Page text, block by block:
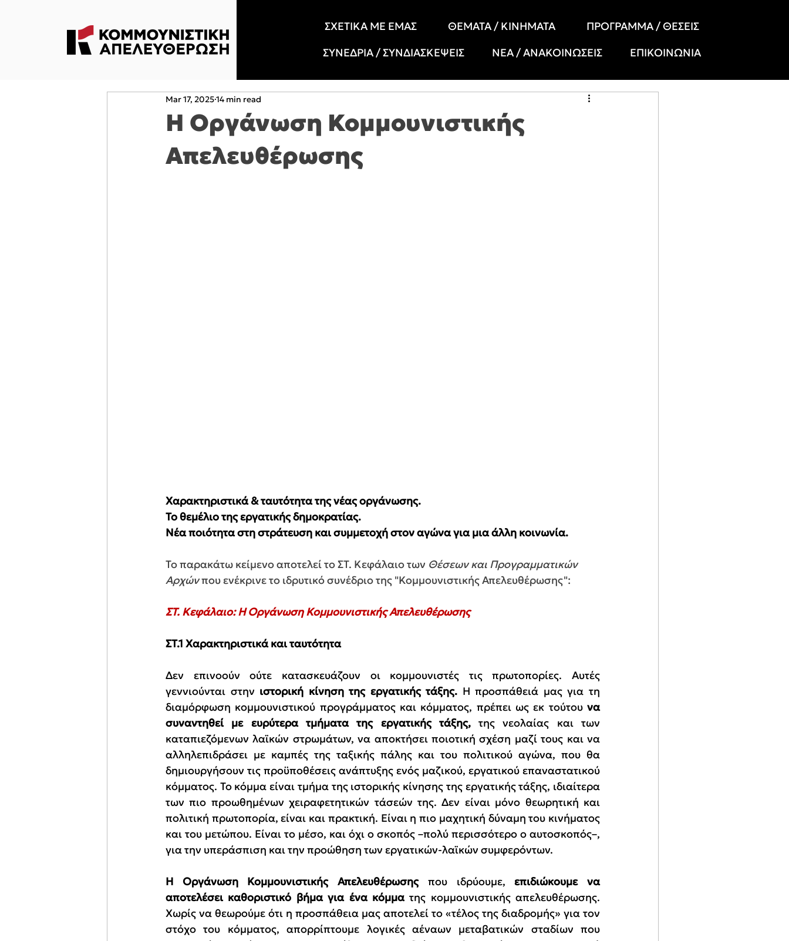
ΣΧΕΤΙΚΑ ΜΕ ΕΜΑΣ ΘΕΜΑΤΑ / ΚΙΝΗΜΑΤΑ
ΠΡΟΓΡΑΜΜΑ / ΘΕΣΕΙΣ
ΣΥΝΕΔΡΙΑ / ΣΥΝΔΙΑΣΚΕΨΕΙΣ
ΝΕΑ / ΑΝΑΚΟΙΝΩΣΕΙΣ ΕΠΙΚΟΙΝΩΝΙΑ
Η Οργάνωση Κομμουνιστικής
Απελευθέρωσης
Mar 17, 202514 min read
Χαρακτηριστικά & ταυτότητα της νέας οργάνωσης.
Το θεμέλιο της εργατικής δημοκρατίας.
Νέα ποιότητα στη στράτευση και συμμετοχή στον αγώνα για μια άλλη κοινωνία.
Το παρακάτω κείμενο αποτελεί το ΣΤ. Κεφάλαιο των Θέσεων και Προγραμματικών
Αρχών που ενέκρινε το ιδρυτικό συνέδριο της "Κομμουνιστικής Απελευθέρωσης":
ΣΤ. Κεφάλαιο: Η Οργάνωση Κομμουνιστικής Απελευθέρωσης
ΣΤ.1 Χαρακτηριστικά και ταυτότητα
Δεν επινοούν ούτε κατασκευάζουν οι κομμουνιστές τις πρωτοπορίες. Αυτές
γεννιούνται στην ιστορική κίνηση της εργατικής τάξης. Η προσπάθειά μας για τη
διαμόρφωση κομμουνιστικού προγράμματος και κόμματος, πρέπει ως εκ τούτου να
συναντηθεί με ευρύτερα τμήματα της εργατικής τάξης, της νεολαίας και των
καταπιεζόμενων λαϊκών στρωμάτων, να αποκτήσει ποιοτική σχέση μαζί τους και να
αλληλεπιδράσει με καμπές της ταξικής πάλης και του πολιτικού αγώνα, που θα
δημιουργήσουν τις προϋποθέσεις ανάπτυξης ενός μαζικού, εργατικού επαναστατικού
κόμματος. Το κόμμα είναι τμήμα της ιστορικής κίνησης της εργατικής τάξης, ιδιαίτερα
των πιο προωθημένων χειραφετητικών τάσεών της. Δεν είναι μόνο θεωρητική και
πολιτική πρωτοπορία, είναι και πρακτική. Είναι η πιο μαχητική δύναμη του κινήματος
και του μετώπου. Είναι το μέσο, και όχι ο σκοπός –πολύ περισσότερο ο αυτοσκοπός–,
για την υπεράσπιση και την προώθηση των εργατικών-λαϊκών συμφερόντων.
Η Οργάνωση Κομμουνιστικής Απελευθέρωσης που ιδρύουμε, επιδιώκουμε να
αποτελέσει καθοριστικό βήμα για ένα κόμμα της κομμουνιστικής απελευθέρωσης.
Χωρίς να θεωρούμε ότι η προσπάθεια μας αποτελεί το «τέλος της διαδρομής» για τον
στόχο του κόμματος, απορρίπτουμε λογικές αέναων μεταβατικών σταδίων που